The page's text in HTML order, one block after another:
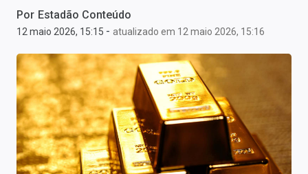
Últimas Notícias
Newsletters
Cotações
Comprar ou vender?
Carteiras Recomendadas
Por Estadão Conteúdo
12 maio 2026, 15:15 - atualizado em 12 maio 2026, 15:16